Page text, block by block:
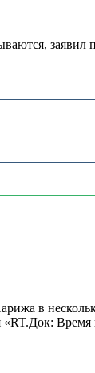
заявил
в
«RT.Док: